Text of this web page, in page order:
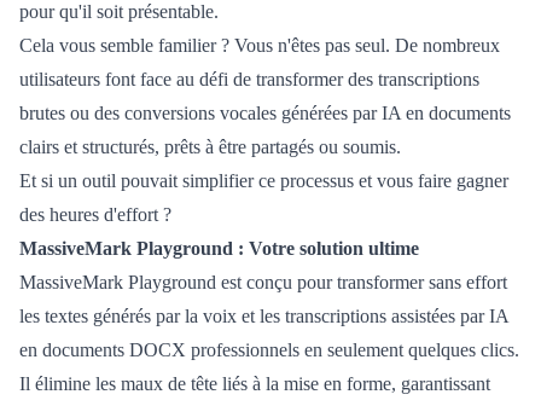
pour qu'il soit présentable.
Cela vous semble familier ? Vous n'êtes pas seul. De nombreux
utilisateurs font face au défi de transformer des transcriptions
brutes ou des conversions vocales générées par IA en documents
clairs et structurés, prêts à être partagés ou soumis.
Et si un outil pouvait simplifier ce processus et vous faire gagner
des heures d'effort ?
MassiveMark Playground : Votre solution ultime
MassiveMark Playground est conçu pour transformer sans effort
les textes générés par la voix et les transcriptions assistées par IA
en documents DOCX professionnels en seulement quelques clics.
Il élimine les maux de tête liés à la mise en forme, garantissant